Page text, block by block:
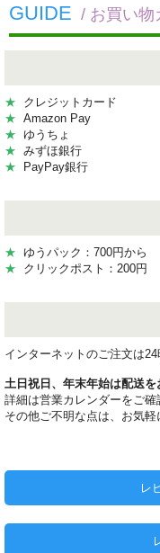
GUIDE / お買い物
★ クレジットカード
★ Amazon Pay
★ ゆうちょ
★ みずほ銀行
★ PayPay銀行
★ ゆうパック：700円から
★ クリックポスト：200円
インターネットのご注文は24
土日祝日、年末年始は配送を
詳細は営業カレンダーをご確
その他ご不明な点は、お気軽
レ